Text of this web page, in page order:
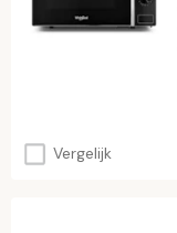
Vergelijk